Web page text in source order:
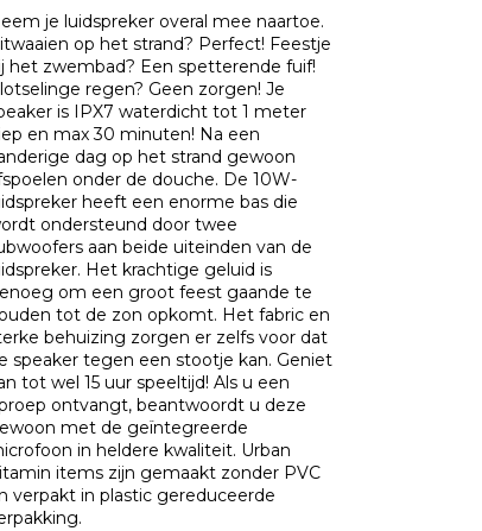
je luidspreker overal mee naartoe.
op het strand? Perfect! Feestje
het zwembad? Een spetterende fuif!
regen? Geen zorgen! Je
is IPX7 waterdicht tot 1 meter
en max 30 minuten! Na een
dag op het strand gewoon
onder de douche. De 10W-
heeft een enorme bas die
ondersteund door twee
aan beide uiteinden van de
Het krachtige geluid is
om een ​​groot feest gaande te
tot de zon opkomt. Het fabric en
behuizing zorgen er zelfs voor dat
speaker tegen een stootje kan. Geniet
tot wel 15 uur speeltijd! Als u een
ontvangt, beantwoordt u deze
met de geïntegreerde
in heldere kwaliteit. Urban
items zijn gemaakt zonder PVC
verpakt in plastic gereduceerde